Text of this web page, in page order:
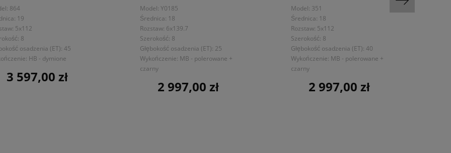
864
19
5x112
8
osadzenia (ET): 45
HB - dymione
Cena
3 597,00 zł
Model: Y0185
Średnica: 18
Rozstaw: 6x139.7
Szerokość: 8
Głębokość osadzenia (ET): 25
Wykończenie: MB - polerowane +
czarny
Cena
2 997,00 zł
Model: 351
Średnica: 18
Rozstaw: 5x112
Szerokość: 8
Głębokość osadzenia (ET): 40
Wykończenie: MB - polerowane +
czarny
Cena
2 997,00 zł